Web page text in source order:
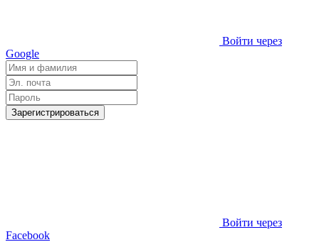
Войти через
Google
Зарегистрироваться
Войти через
Facebook